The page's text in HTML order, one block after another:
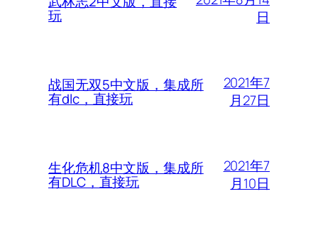
玩
日
战国无双5中文版，集成所
有dlc，直接玩
2021年7
月27日
生化危机8中文版，集成所
有DLC，直接玩
2021年7
月10日